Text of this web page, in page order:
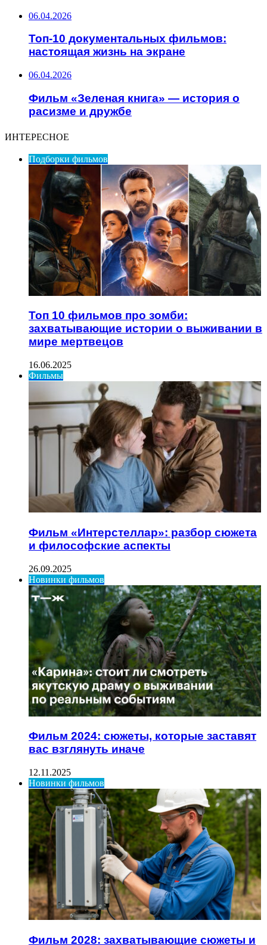
06.04.2026
Топ-10 документальных фильмов:
настоящая жизнь на экране
06.04.2026
Фильм «Зеленая книга» — история о
расизме и дружбе
ИНТЕРЕСНОЕ
Подборки фильмов
Топ 10 фильмов про зомби:
захватывающие истории о выживании в
мире мертвецов
16.06.2025
Фильмы
Фильм «Интерстеллар»: разбор сюжета
и философские аспекты
26.09.2025
Новинки фильмов
Фильм 2024: сюжеты, которые заставят
вас взглянуть иначе
12.11.2025
Новинки фильмов
Фильм 2028: захватывающие сюжеты и